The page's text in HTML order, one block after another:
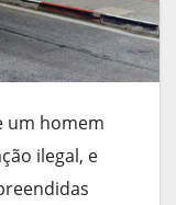
um homem
ilegal, e